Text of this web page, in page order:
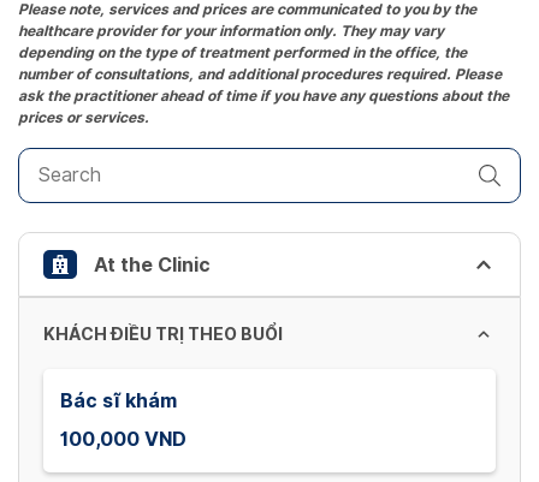
the
question
mark
key
to
get
the
keyboard
shortcuts
for
changing
dates.
Please note, services and prices are communicated to you by the
healthcare provider for your information only. They may vary
depending on the type of treatment performed in the office, the
number of consultations, and additional procedures required. Please
ask the practitioner ahead of time if you have any questions about the
prices or services.
At the Clinic
KHÁCH ĐIỀU TRỊ THEO BUỔI
Bác sĩ khám
100,000 VND